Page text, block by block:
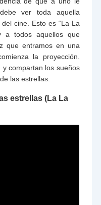
ver toda aquella
cine. Esto es “La La
a todos aquellos que
que entramos en una
la proyección.
compartan los sueños
las estrellas.
estrellas (La La